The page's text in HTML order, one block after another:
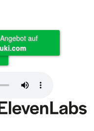
auf